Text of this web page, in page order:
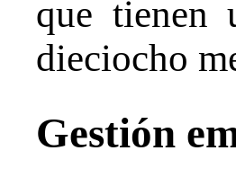
que tienen
dieciocho
Gestión